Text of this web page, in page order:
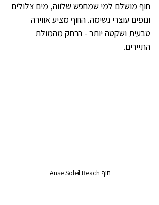
חוף מושלם למי שמחפש שלווה, מים צלולים
ונופים עוצרי נשימה. החוף מציע אווירה
טבעית ושקטה יותר - הרחק מהמולת
התיירים.
חוף Anse Soleil Beach